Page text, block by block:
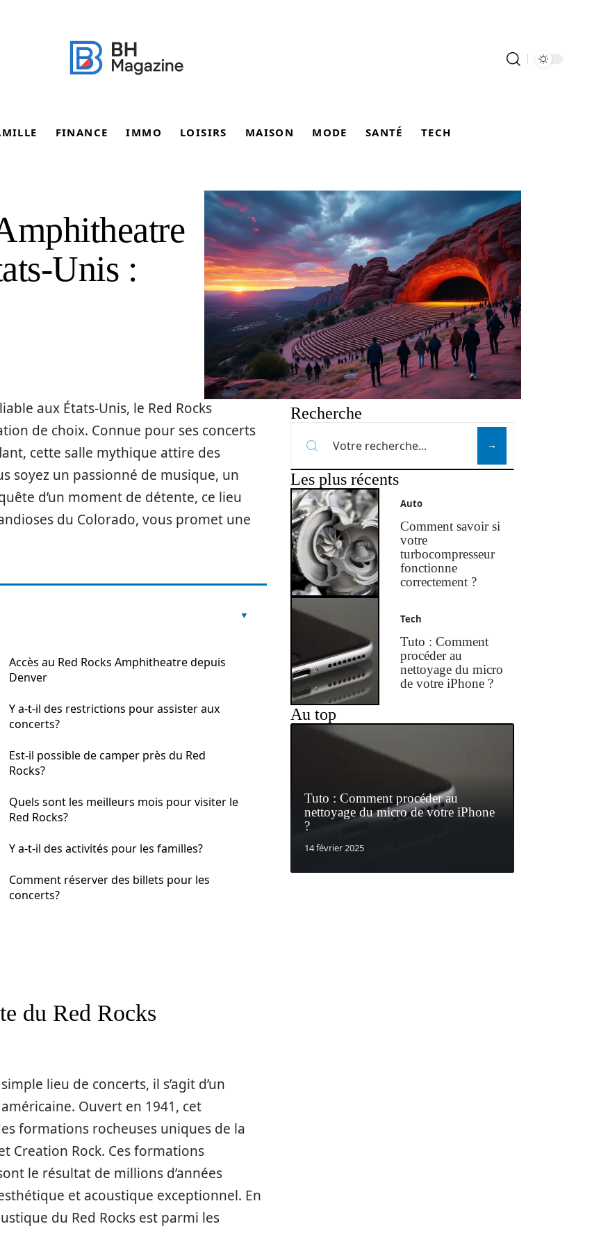
FINANCE IMMO LOISIRS MAISON MODE SANTÉ TECH
:
aux États-Unis, le Red Rocks
de choix. Connue pour ses concerts
cette salle mythique attire des
soyez un passionné de musique, un
d’un moment de détente, ce lieu
du Colorado, vous promet une
Accès au Red Rocks Amphitheatre depuis
Denver
Y a-t-il des restrictions pour assister aux
concerts?
Est-il possible de camper près du Red
Rocks?
Quels sont les meilleurs mois pour visiter le
Red Rocks?
Y a-t-il des activités pour les familles?
Comment réserver des billets pour les
concerts?
du Red Rocks
lieu de concerts, il s’agit d’un
Ouvert en 1941, cet
formations rocheuses uniques de la
Creation Rock. Ces formations
le résultat de millions d’années
et acoustique exceptionnel. En
du Red Rocks est parmi les
Recherche
Les plus récents
Auto
Comment savoir si
votre
turbocompresseur
fonctionne
correctement ?
Tech
Tuto : Comment
procéder au
nettoyage du micro
de votre iPhone ?
Au top
Tuto : Comment procéder au
nettoyage du micro de votre iPhone
?
14 février 2025